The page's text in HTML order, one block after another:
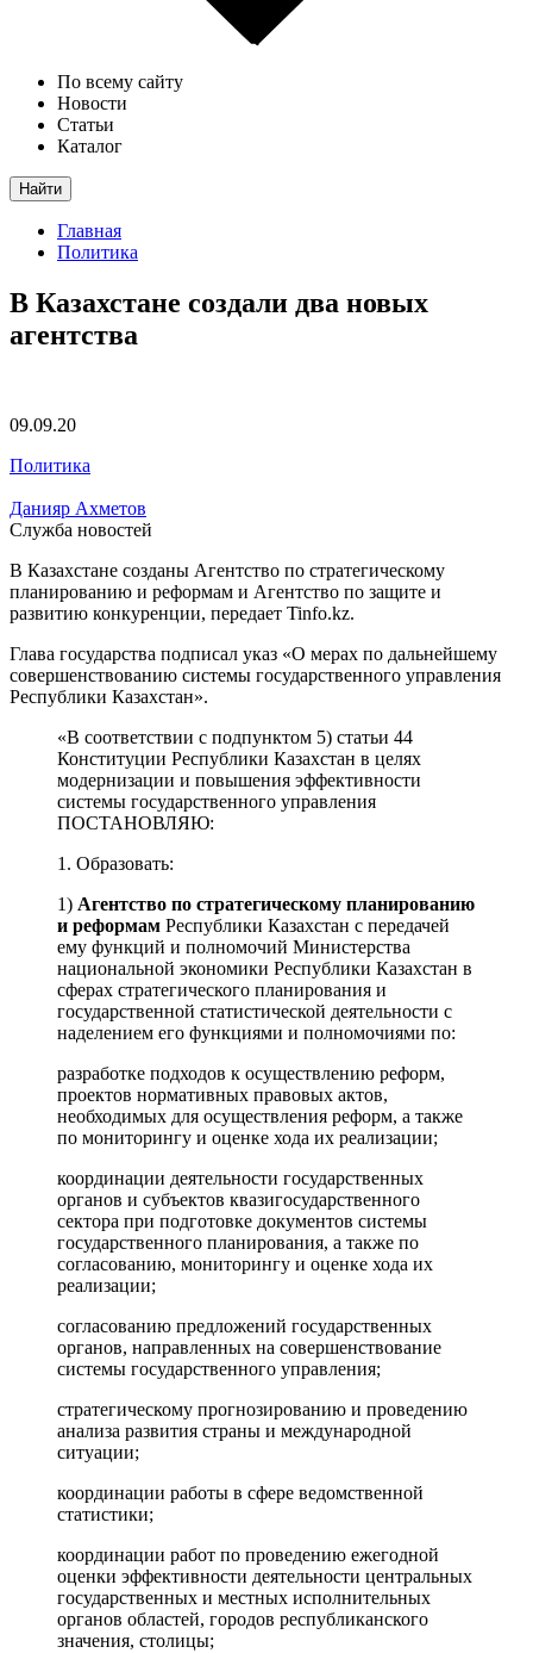
По всему сайту
Новости
Статьи
Каталог
Найти
Главная
Политика
В Казахстане создали два новых
агентства
09.09.20
Политика
Данияр Ахметов
Служба новостей
В Казахстане созданы Агентство по стратегическому
планированию и реформам и Агентство по защите и
развитию конкуренции, передает Tinfo.kz.
Глава государства подписал указ «О мерах по дальнейшему
совершенствованию системы государственного управления
Республики Казахстан».
«В соответствии с подпунктом 5) статьи 44
Конституции Республики Казахстан в целях
модернизации и повышения эффективности
системы государственного управления
ПОСТАНОВЛЯЮ:
1. Образовать:
1) Агентство по стратегическому планированию
и реформам Республики Казахстан с передачей
ему функций и полномочий Министерства
национальной экономики Республики Казахстан в
сферах стратегического планирования и
государственной статистической деятельности с
наделением его функциями и полномочиями по:
разработке подходов к осуществлению реформ,
проектов нормативных правовых актов,
необходимых для осуществления реформ, а также
по мониторингу и оценке хода их реализации;
координации деятельности государственных
органов и субъектов квазигосударственного
сектора при подготовке документов системы
государственного планирования, а также по
согласованию, мониторингу и оценке хода их
реализации;
согласованию предложений государственных
органов, направленных на совершенствование
системы государственного управления;
стратегическому прогнозированию и проведению
анализа развития страны и международной
ситуации;
координации работы в сфере ведомственной
статистики;
координации работ по проведению ежегодной
оценки эффективности деятельности центральных
государственных и местных исполнительных
органов областей, городов республиканского
значения, столицы;